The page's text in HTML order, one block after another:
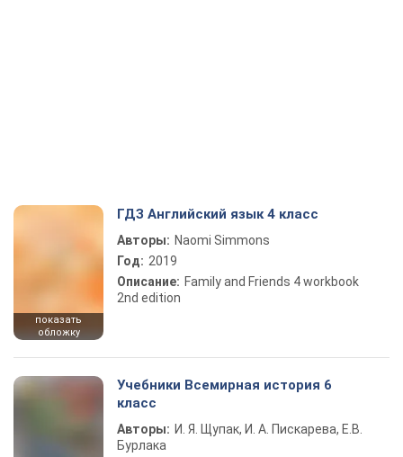
показать
обложку
ГДЗ Английский язык 4 класс
Авторы: Naomi Simmons
Год: 2019
Описание: Family and Friends 4 workbook
2nd edition
Учебники Всемирная история 6
класс
Авторы: И. Я. Щупак, И. А. Пискарева, Е.В.
Бурлака